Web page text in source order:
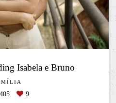
Isabela e Bruno
9